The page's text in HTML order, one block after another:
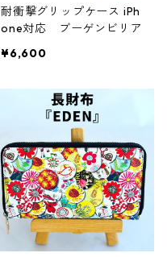
耐衝撃グリップケース iPh
one対応 ブーゲンビリア
¥6,600